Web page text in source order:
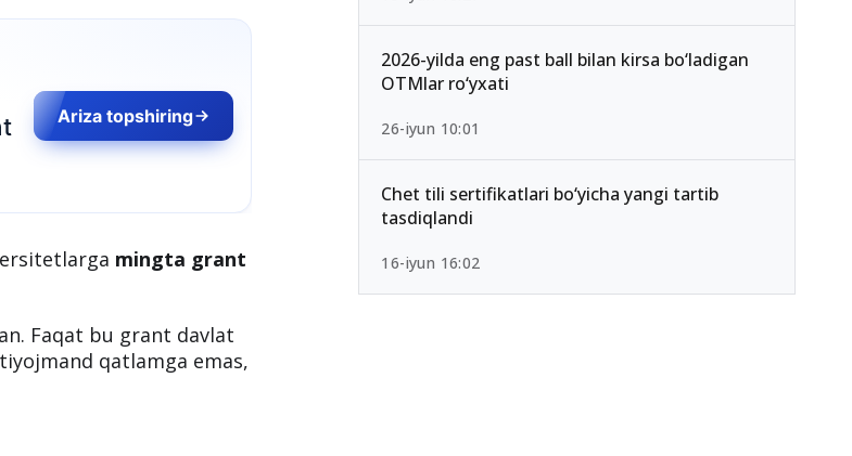
Ariza topshiring
2026-yilda eng past ball bilan kirsa bo‘ladigan
OTMlar ro‘yxati
26-iyun 10:01
Chet tili sertifikatlari bo‘yicha yangi tartib
tasdiqlandi
16-iyun 16:02